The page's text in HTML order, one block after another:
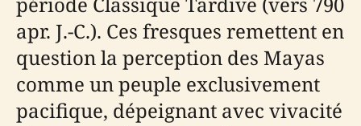
apr. J.-C.). Ces fresques remettent en
question la perception des Mayas
comme un peuple exclusivement
pacifique, dépeignant avec vivacité